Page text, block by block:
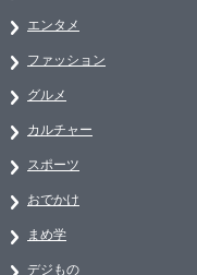
エンタメ
ファッション
グルメ
カルチャー
スポーツ
おでかけ
まめ学
デジもの